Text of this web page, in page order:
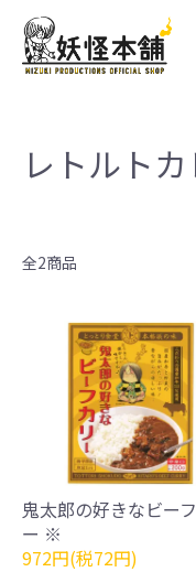
レトルト
全2商品
鬼太郎の好きなビー
ー ※
972円(税72円)